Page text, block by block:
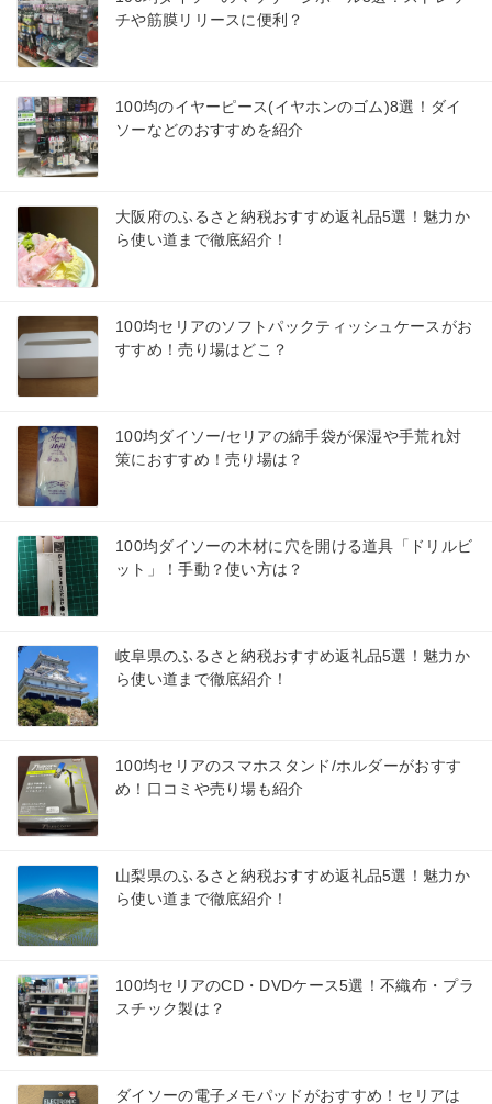
チや筋膜リリースに便利？
100均のイヤーピース(イヤホンのゴム)8選！ダイ
ソーなどのおすすめを紹介
大阪府のふるさと納税おすすめ返礼品5選！魅力か
ら使い道まで徹底紹介！
100均セリアのソフトパックティッシュケースがお
すすめ！売り場はどこ？
100均ダイソー/セリアの綿手袋が保湿や手荒れ対
策におすすめ！売り場は？
100均ダイソーの木材に穴を開ける道具「ドリルビ
ット」！手動？使い方は？
岐阜県のふるさと納税おすすめ返礼品5選！魅力か
ら使い道まで徹底紹介！
100均セリアのスマホスタンド/ホルダーがおすす
め！口コミや売り場も紹介
山梨県のふるさと納税おすすめ返礼品5選！魅力か
ら使い道まで徹底紹介！
100均セリアのCD・DVDケース5選！不織布・プラ
スチック製は？
ダイソーの電子メモパッドがおすすめ！セリアは